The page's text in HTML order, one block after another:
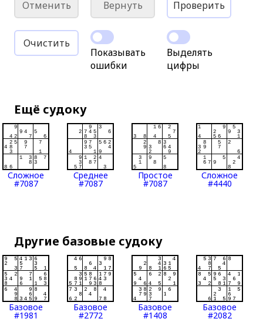
Отменить Вернуть Проверить
Очистить
Показывать
ошибки
Выделять
цифры
Ещё судоку
Сложное
#7087
Среднее
#7087
Простое
#7087
Сложное
#4440
Другие базовые судоку
Базовое
#1981
Базовое
#2772
Базовое
#1408
Базовое
#2082